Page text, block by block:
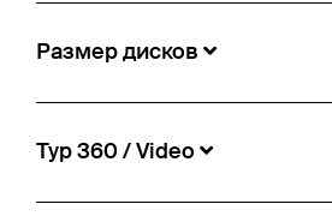
Размер дисков
Тур 360 / Video